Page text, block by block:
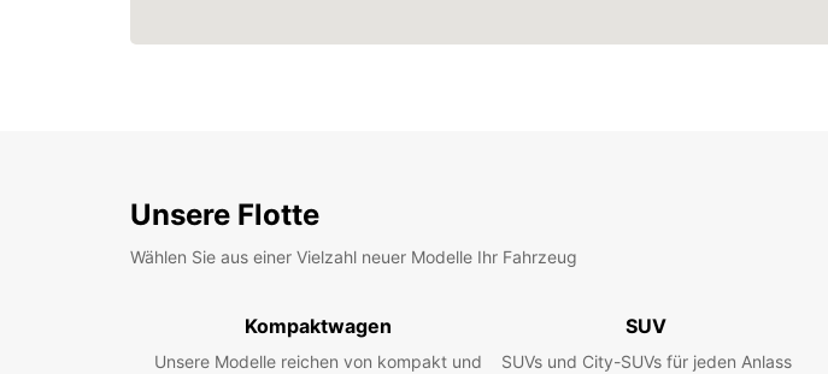
Unsere Flotte
Wählen Sie aus einer Vielzahl neuer Modelle Ihr Fahrzeug
Kompaktwagen
Unsere Modelle reichen von kompakt und
SUV
SUVs und City-SUVs für jeden Anlass